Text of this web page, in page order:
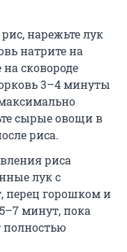
нарежьте лук
натрите на
на сковороде
3–4 минуты
сырые овощи в
риса.
риса
лук с
перец горошком и
минут, пока
полностью